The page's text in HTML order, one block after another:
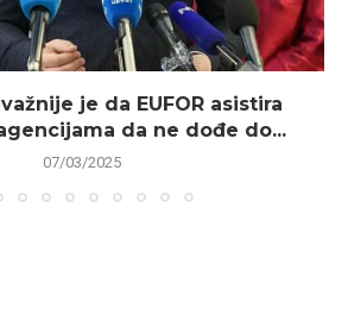
je da EUFOR asistira
da ne dođe do...
07/03/2025